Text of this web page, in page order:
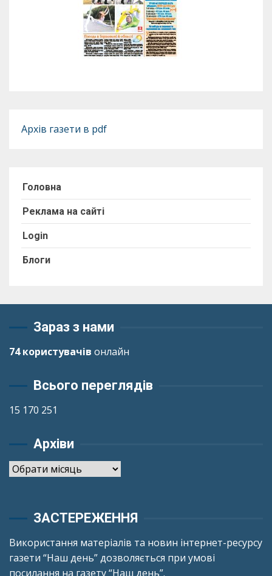
Архів газети в pdf
Головна
Реклама на сайті
Login
Блоги
Зараз з нами
74 користувачів онлайн
Всього переглядів
15 170 251
Архіви
Архіви
ЗАСТЕРЕЖЕННЯ
Використання матеріалів та новин інтернет-ресурсу
газети “Наш день” дозволяється при умові
посилання на газету “Наш день”.